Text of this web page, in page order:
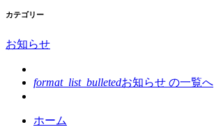
カテゴリー
お知らせ
format_list_bulletedお知らせ の一覧へ
ホーム